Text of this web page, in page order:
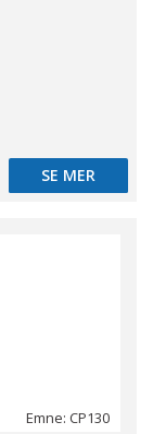
SE MER
SE MER
Emne: CP130